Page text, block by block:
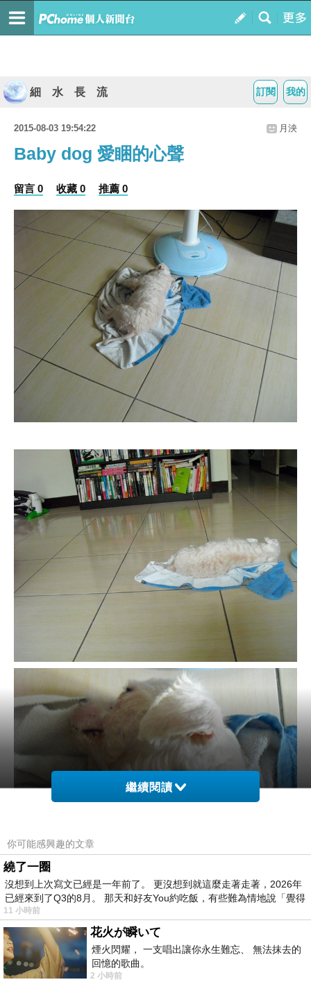
我的
訂閱
細 水 長 流
2015-08-03 19:54:22 月泱
Baby dog 愛睏的心聲
留言 0 收藏 0 推薦 0
繼續閱讀
你可能感興趣的文章
繞了一圈
沒想到上次寫文已經是一年前了。 更沒想到就這麼走著走著，2026年
已經來到了Q3的8月。 那天和好友You約吃飯，有些難為情地說「覺得
11 小時前
花火が瞬いて
煙火閃耀， 一支唱出讓你永生難忘、 無法抹去的
回憶的歌曲。
2 小時前